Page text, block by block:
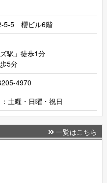
5-5 櫻ビル6階
駅」徒歩1分
5分
4970
土曜・日曜・祝日
一覧はこちら